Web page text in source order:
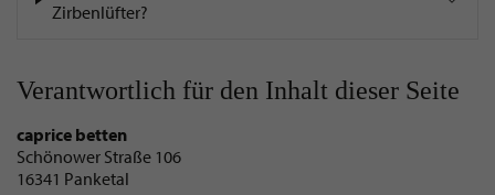
Zirbenlüfter?
Verantwortlich für den Inhalt dieser Seite
caprice betten
Schönower Straße 106
16341 Panketal